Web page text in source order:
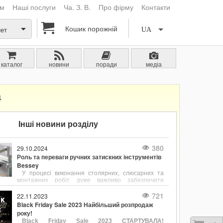
Наші послуги Ча. З. В. Про фірму Контакти
UA
Кошик порожній
каталог новини поради
медіа
Інші новини розділу
29.10.2024 380
Роль та переваги ручних затискних інструментів
Bessey
У процесі виконання столярних, слюсарних та
монтажних робіт дуже важливо забезпечити
надійне та точне фіксування деталей. Ручні
затискні інструменти, такі як струбцини є
незамінними помічниками для утримання
заготовок у потрібному положенні. Одним із лідерів
у виробництві струбцин є компанія Bessey, відома
22.11.2023 721
Black Friday Sale 2023 Найбільший розпродаж
року!
Black Friday Sale 2023 СТАРТУВАЛА!